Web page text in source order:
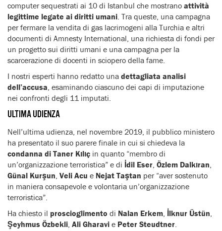
computer sequestrati ai 10 di Istanbul che mostrano attività
legittime legate ai diritti umani. Tra queste, una campagna
per fermare la vendita di gas lacrimogeni alla Turchia e altri
documenti di Amnesty International, una richiesta di fondi per
un progetto sui diritti umani e una campagna per la
scarcerazione di docenti in sciopero della fame.
I nostri esperti hanno redatto una dettagliata analisi
dell’accusa, esaminando ciascuno dei capi di imputazione
nei confronti degli 11 imputati.
ULTIMA UDIENZA
Nell’ultima udienza, nel novembre 2019, il pubblico ministero
ha presentato il suo parere finale in cui si chiedeva la
condanna di Taner Kılıç in quanto “membro di
un’organizzazione terroristica” e di İdil Eser, Özlem Dalkıran,
Günal Kurşun, Veli Acu e Nejat Taştan per “aver sostenuto
in maniera consapevole e volontaria un’organizzazione
terroristica”.
Ha chiesto il proscioglimento di Nalan Erkem, İlknur Üstün,
Şeyhmus Özbekli, Ali Gharavi e Peter Steudtner.